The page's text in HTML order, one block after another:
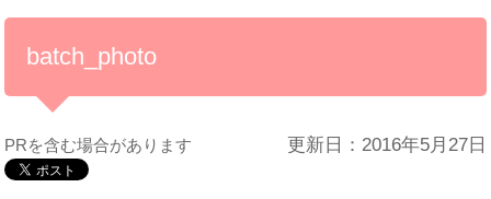
batch_photo
PRを含む場合があります 更新日：2016年5月27日